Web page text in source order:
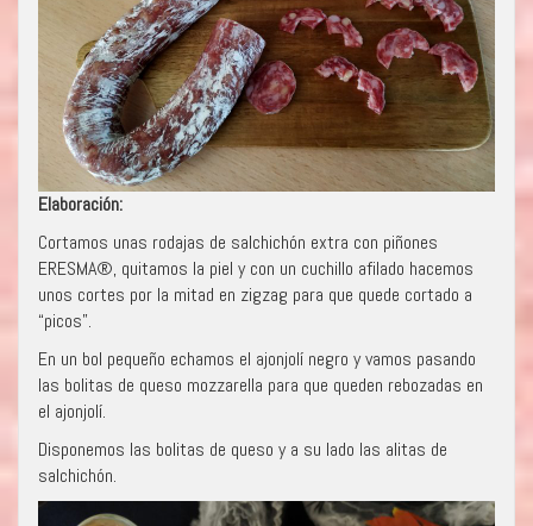
Elaboración:
Cortamos unas rodajas de salchichón extra con piñones
ERESMA®, quitamos la piel y con un cuchillo afilado hacemos
unos cortes por la mitad en zigzag para que quede cortado a
“picos”.
En un bol pequeño echamos el ajonjolí negro y vamos pasando
las bolitas de queso mozzarella para que queden rebozadas en
el ajonjolí.
Disponemos las bolitas de queso y a su lado las alitas de
salchichón.